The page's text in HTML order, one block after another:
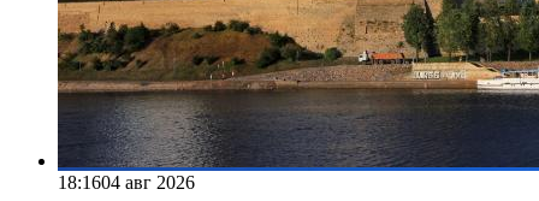
18:1604 авг 2026